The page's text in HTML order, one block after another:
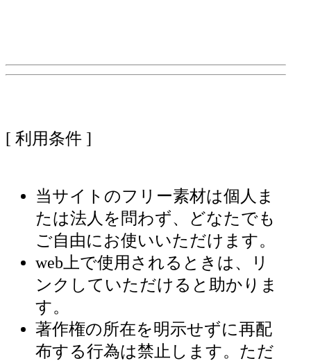
[ 利用条件 ]
当サイトのフリー素材は個人ま
たは法人を問わず、どなたでも
ご自由にお使いいただけます。
web上で使用されるときは、リ
ンクしていただけると助かりま
す。
著作権の所在を明示せずに再配
布する行為は禁止します。ただ